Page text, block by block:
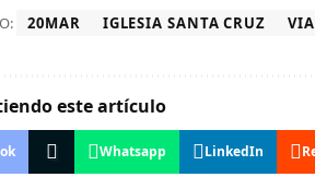
20MAR IGLESIA SANTA CRUZ
este artículo
Whatsapp LinkedIn